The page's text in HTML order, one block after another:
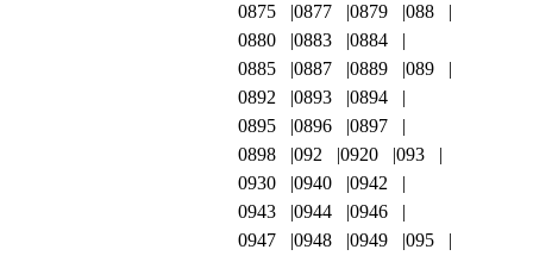
0875
0877 0879
088
0880
0883
0884
0885
0887 0889
089
0892
0893
0894
0895
0896
0897
0898
092 0920
093
0930
0940
0942
0943
0944
0946
0947
0948 0949
095